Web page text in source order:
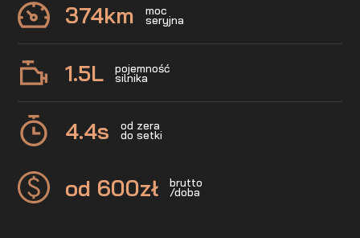
374km moc
seryjna
1.5L pojemność
silnika
4.4s od zera
do setki
od 600zł brutto
/doba